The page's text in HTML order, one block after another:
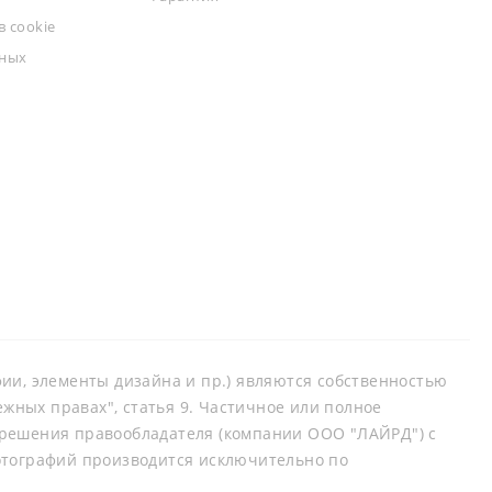
cookie
элементы дизайна и пр.) являются собственностью
правах", статья 9. Частичное или полное
правообладателя (компании ООО "ЛАЙРД") с
производится исключительно по